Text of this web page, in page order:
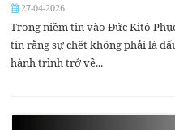
27-04-2026
Trong niềm tin vào Đức Kitô
tín rằng sự chết không phải là
hành trình trở về...